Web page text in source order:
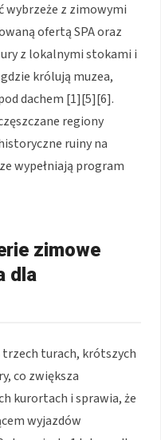
wybrzeże z zimowymi
ofertą SPA oraz
z lokalnymi stokami i
królują muzea,
dachem [1][5][6].
regiony
ruiny na
wypełniają program
zimowe
dla
trzech turach, krótszych
co zwiększa
kurortach i sprawia, że
wyjazdów